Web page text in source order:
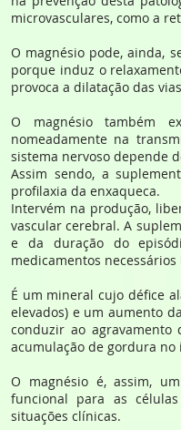
microvasculares, como a
O magnésio pode, ainda,
porque induz o
provoca a dilatação das
O magnésio também
nomeadamente na
sistema nervoso depende
Assim sendo, a
profilaxia da enxaqueca.
Intervém na produção,
vascular cerebral. A
e da duração do
medicamentos
É um mineral cujo défice
elevados) e um aumento
conduzir ao agravamento
acumulação de gordura no
O magnésio é, assim,
funcional para as
situações clínicas.